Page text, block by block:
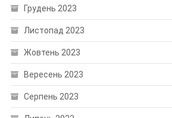
Грудень 2023
Листопад 2023
Жовтень 2023
Вересень 2023
Серпень 2023